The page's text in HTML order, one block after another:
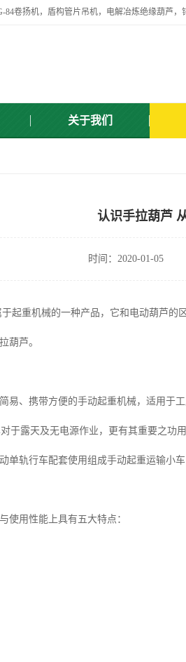
卷扬机，盾构管片吊机，电解冶炼绝缘葫芦，
关于我们
认识手拉葫芦
时间：2020-01-05
起重机械的一种产品，它和电动葫芦的
葫芦。
、携带方便的手动起重机械，适用于
于露天及无电源作业，更有其重要之功用
轨行车配套使用组成手动起重运输小车
用性能上具有五大特点：